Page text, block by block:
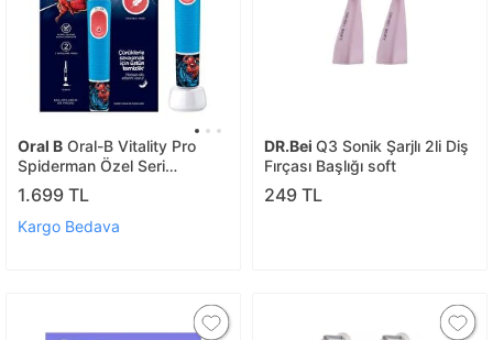
Oral B Oral-B Vitality Pro
Spiderman Özel Seri
Çocuklar İçin Şarj Edilebilir
Diş Fırçası
1.699 TL
Kargo Bedava
DR.Bei Q3 Sonik Şarjlı 2li Diş
Fırçası Başlığı soft
249 TL